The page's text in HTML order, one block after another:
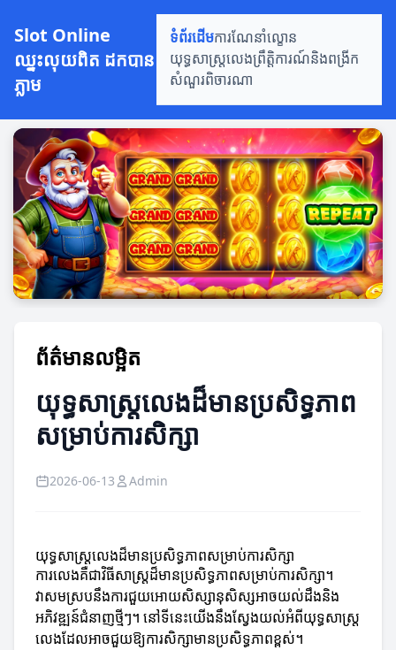
Slot Online
ឈ្នះលុយពិត ដកបាន
ភ្លាម
ទំព័រដើមការណែនាំល្ខោន
យុទ្ធសាស្ត្រលេងព្រឹត្តិការណ៍និងពង្រីក
សំណួរពិចារណា
ព័ត៌មានលម្អិត
យុទ្ធសាស្ត្រលេងដ៏មានប្រសិទ្ធភាព
សម្រាប់ការសិក្សា
2026-06-13 Admin
យុទ្ធសាស្ត្រលេងដ៏មានប្រសិទ្ធភាពសម្រាប់ការសិក្សា
ការលេងគឺជាវិធីសាស្ត្រដ៏មានប្រសិទ្ធភាពសម្រាប់ការសិក្សា។
វាសមស្របនឹងការជួយអោយសិស្សានុសិស្សអាចយល់ដឹងនិង
អភិវឌ្ឍន៍ជំនាញថ្មីៗ។ នៅទីនេះយើងនឹងស្វែងយល់អំពីយុទ្ធសាស្ត្រ
លេងដែលអាចជួយឱ្យការសិក្សាមានប្រសិទ្ធភាពខ្ពស់។